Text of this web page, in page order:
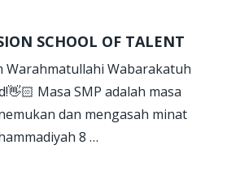
SCHOOL OF TALENT
Warahmatullahi Wabarakatuh
Masa SMP adalah masa
dan mengasah minat
8 …